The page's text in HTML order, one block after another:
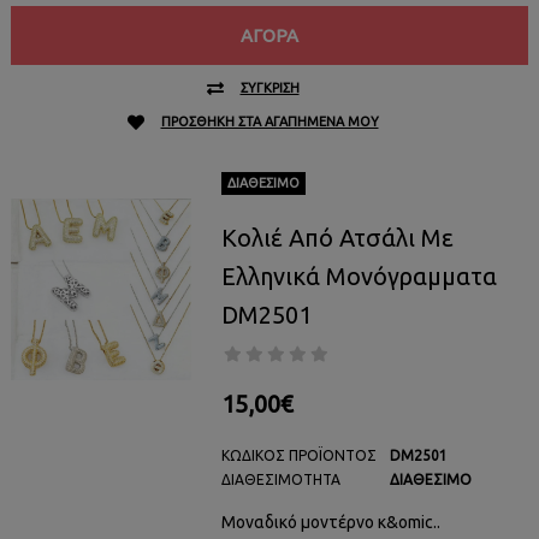
ΑΓΟΡΆ
ΣΎΓΚΡΙΣΗ
ΠΡΟΣΘΉΚΗ ΣΤΑ ΑΓΑΠΗΜΈΝΑ ΜΟΥ
ΔΙΑΘΈΣΙΜΟ
Κολιέ Από Ατσάλι Με
Ελληνικά Μονόγραμματα
DM2501
15,00€
ΚΩΔΙΚΌΣ ΠΡΟΪΌΝΤΟΣ
ΔΙΑΘΕΣΙΜΌΤΗΤΑ
DM2501
ΔΙΑΘΈΣΙΜΟ
Μοναδικό μοντέρνο κ&omic..